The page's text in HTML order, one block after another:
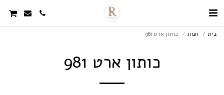
בית חנות כותון ארט 981
כותון ארט 981